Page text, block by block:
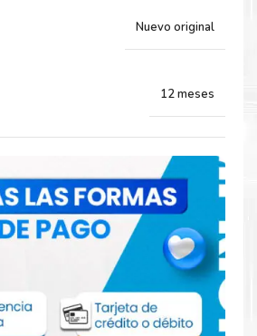
115R00138 para
y atención para adquirir tus
todos los dias. Escríbenos o
la solución perfecta para tu
el
Fusor Xerox 115R00138 para
Nuevo original
12 meses